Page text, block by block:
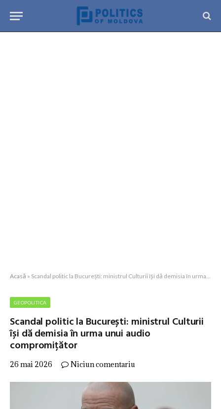
Acasă » Scandal politic la București: ministrul Culturii își dă demisia în urma unui audio compromițător
GEOPOLITICA
Scandal politic la București: ministrul Culturii
își dă demisia în urma unui audio
compromițător
26 mai 2026 Niciun comentariu